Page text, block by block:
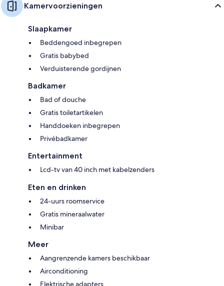
Kamervoorzieningen
Slaapkamer
Beddengoed inbegrepen
Gratis babybed
Verduisterende gordijnen
Badkamer
Bad of douche
Gratis toiletartikelen
Handdoeken inbegrepen
Privébadkamer
Entertainment
Lcd-tv van 40 inch met kabelzenders
Eten en drinken
24-uurs roomservice
Gratis mineraalwater
Minibar
Meer
Aangrenzende kamers beschikbaar
Airconditioning
Elektrische adapters